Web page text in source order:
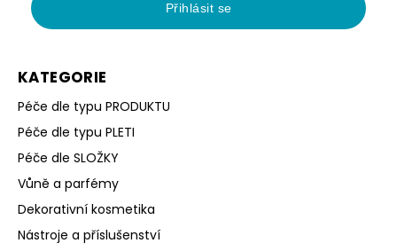
KATEGORIE
Péče dle typu PRODUKTU
Péče dle typu PLETI
Péče dle SLOŽKY
Vůně a parfémy
Dekorativní kosmetika
Nástroje a příslušenství
Přihlásit se